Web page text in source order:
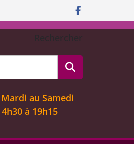
Rechercher
au Samedi
à 19h15